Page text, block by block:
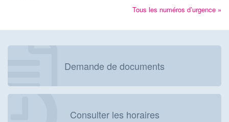
Tous les numéros d’urgence »
Demande de documents
Consulter les horaires